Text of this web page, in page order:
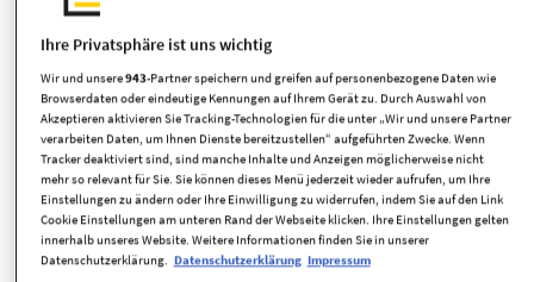
1 großes Grundstück - 2 Häuser mit 3
Wohnungen im Ortsteil von Beckum
Beckum
Kaufpreis
325.000 €
Grundstücksfläche
2.360 m²
Wohnfläche
240 m²
Zimmer
Ihre Privatsphäre ist uns wichtig
Wir und unsere943-Partner speichern und greifen auf personenbezogene Daten wie
Browserdaten oder eindeutige Kennungen auf Ihrem Gerät zu. Durch Auswahl von
Akzeptieren aktivieren Sie Tracking-Technologien für die unter „Wir und unsere Partner
verarbeiten Daten, um Ihnen Dienste bereitzustellen“ aufgeführten Zwecke. Wenn
Tracker deaktiviert sind, sind manche Inhalte und Anzeigen möglicherweise nicht
mehr so relevant für Sie. Sie können dieses Menü jederzeit wieder aufrufen, um Ihre
Einstellungen zu ändern oder Ihre Einwilligung zu widerrufen, indem Sie auf den Link
Cookie Einstellungen am unteren Rand der Webseite klicken. Ihre Einstellungen gelten
innerhalb unseres Website. Weitere Informationen finden Sie in unserer
Datenschutzerklärung. Datenschutzerklärung Impressum